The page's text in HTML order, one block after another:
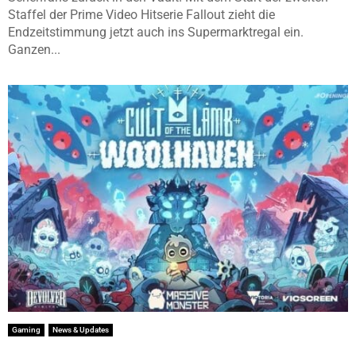
Staffel der Prime Video Hitserie Fallout zieht die
Endzeitstimmung jetzt auch ins Supermarktregal ein.
Ganzen...
Gaming News & Updates